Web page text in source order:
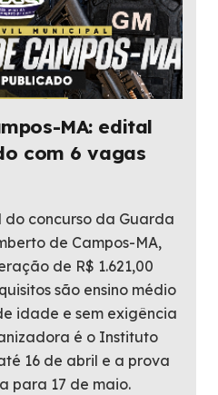
MA: edital
com 6 vagas
concurso da Guarda
de Campos-MA,
de R$ 1.621,00
são ensino médio
idade e sem exigência
é o Instituto
16 de abril e a prova
para 17 de maio.